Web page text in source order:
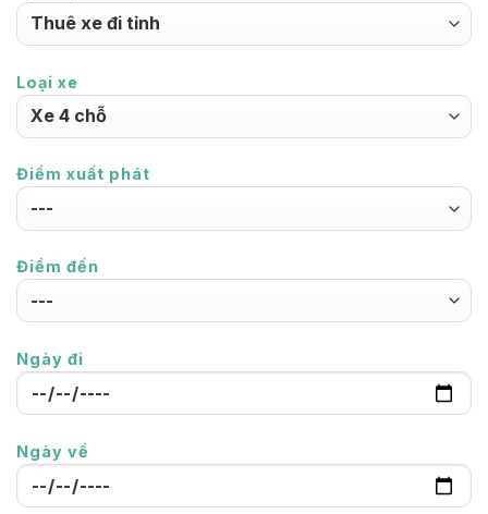
Loại xe
Điểm xuất phát
Điểm đến
Ngày đi
Ngày về